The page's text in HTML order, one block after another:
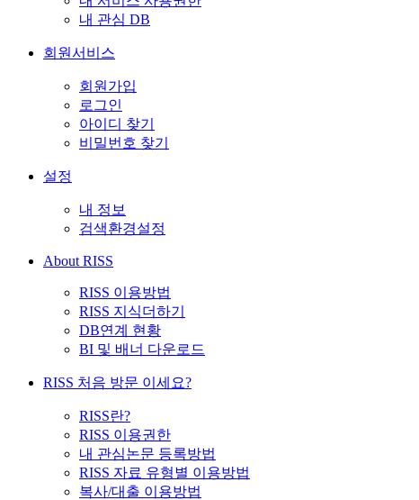
내 관심 DB
회원서비스
회원가입
로그인
아이디 찾기
비밀번호 찾기
설정
내 정보
검색환경설정
About RISS
RISS 이용방법
RISS 지식더하기
DB연계 현황
BI 및 배너 다운로드
RISS 처음 방문 이세요?
RISS란?
RISS 이용권한
내 관심논문 등록방법
RISS 자료 유형별 이용방법
복사/대출 이용방법